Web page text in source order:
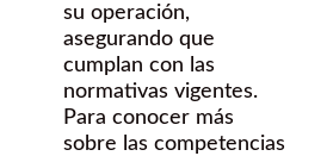
su operación,
asegurando que
cumplan con las
normativas vigentes.
Para conocer más
sobre las competencias